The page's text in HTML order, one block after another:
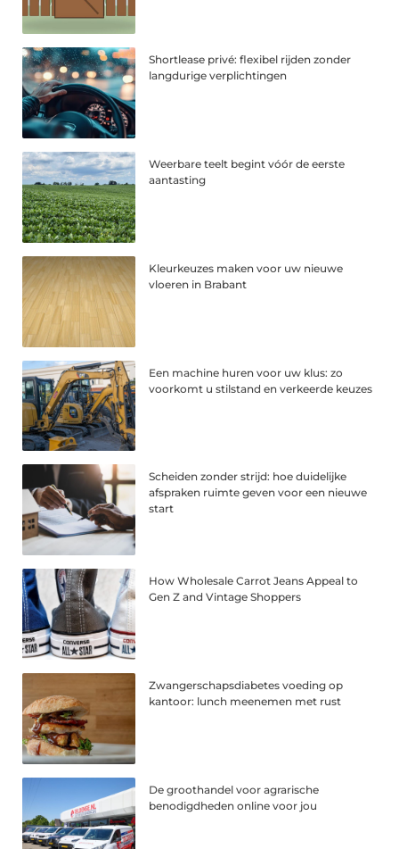
Shortlease privé: flexibel rijden zonder
langdurige verplichtingen
Weerbare teelt begint vóór de eerste
aantasting
Kleurkeuzes maken voor uw nieuwe
vloeren in Brabant
Een machine huren voor uw klus: zo
voorkomt u stilstand en verkeerde keuzes
Scheiden zonder strijd: hoe duidelijke
afspraken ruimte geven voor een nieuwe
start
How Wholesale Carrot Jeans Appeal to
Gen Z and Vintage Shoppers
Zwangerschapsdiabetes voeding op
kantoor: lunch meenemen met rust
De groothandel voor agrarische
benodigdheden online voor jou